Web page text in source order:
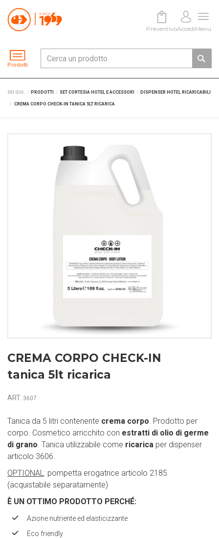
Prodotti
PreventivoAccediMenu
SEI QUI: PRODOTTI SET CORTESIA HOTEL E ACCESSORI DISPENSER HOTEL RICARICABILI
CREMA CORPO CHECK-IN TANICA 5LT RICARICA
CREMA CORPO CHECK-IN
tanica 5lt ricarica
ART. 3607
Tanica da 5 litri contenente crema corpo. Prodotto per
corpo. Cosmetico arricchito con estratti di olio di germe
di grano. Tanica utilizzabile come ricarica per dispenser
articolo 3606.
OPTIONAL: pompetta erogatrice articolo 2185
(acquistabile separatamente)
È UN OTTIMO PRODOTTO PERCHÉ:
Azione nutriente ed elasticizzante
Eco friendly